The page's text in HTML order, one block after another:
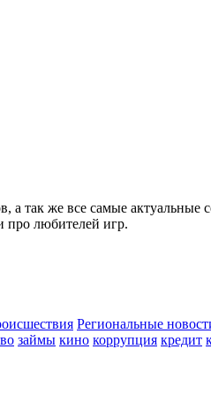
а так же все самые
про любителей игр.
Региональные
займы кино коррупция кредит